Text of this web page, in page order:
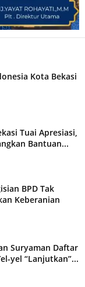
Kota Bekasi
Tuai Apresiasi,
Bantuan...
BPD Tak
Keberanian
Suryaman Daftar
yel “Lanjutkan”...